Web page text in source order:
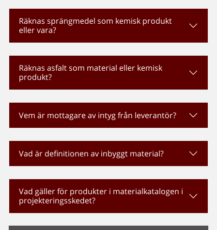
Räknas sprängmedel som kemisk produkt
eller vara?
Räknas asfalt som material eller kemisk
produkt?
Vem är mottagare av intyg från leverantör?
Vad är definitionen av inbyggt material?
Vad gäller för produkter i materialkatalogen i
projekteringsskedet?